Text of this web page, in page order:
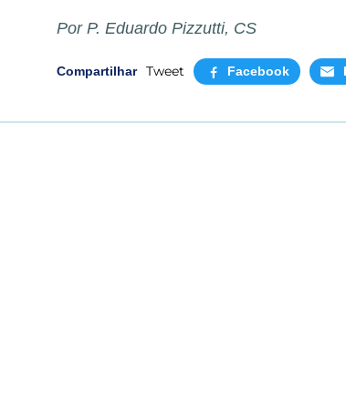
Por P. Eduardo Pizzutti, CS
Compartilhar Tweet Facebook